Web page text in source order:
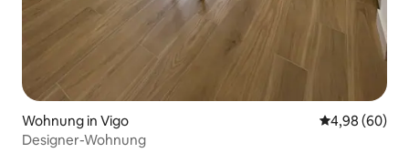
Wohnung in Vigo
4,98 (60)
Designer-Wohnung